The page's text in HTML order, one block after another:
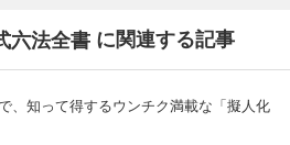
六法全書 に関連する記事
、知って得するウンチク満載な「擬人化